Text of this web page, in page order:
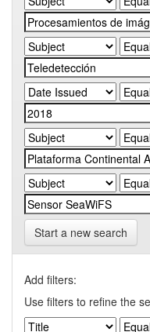
Start a new search
Add filters:
Use filters to refine the